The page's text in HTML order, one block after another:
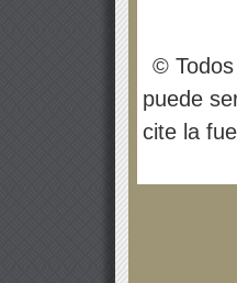
©
puede
cite la